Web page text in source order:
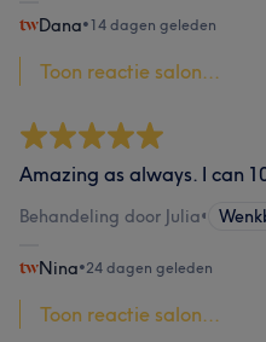
Dana•14 dagen geleden
Toon reactie salon...
Amazing as always. I can
Behandeling door Julia•
Nina•24 dagen geleden
Toon reactie salon...